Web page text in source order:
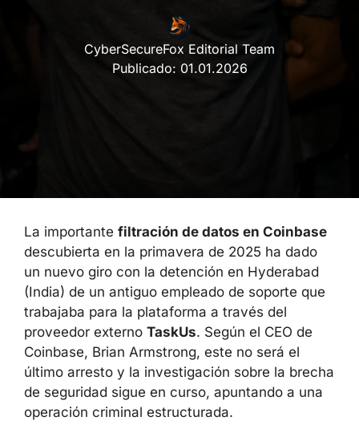
CyberSecureFox Editorial Team
Publicado:01.01.2026
La importante filtración de datos en
Coinbasedescubierta en la primavera de
2025 ha dado un nuevo giro con la detención
en Hyderabad (India) de un antiguo empleado
de soporte que trabajaba para la plataforma a
través del proveedor externoTaskUs . Según
el CEO de Coinbase, Brian Armstrong, este no
será el último arresto y la investigación sobre
la brecha de seguridad sigue en curso,
apuntando a una operación criminal